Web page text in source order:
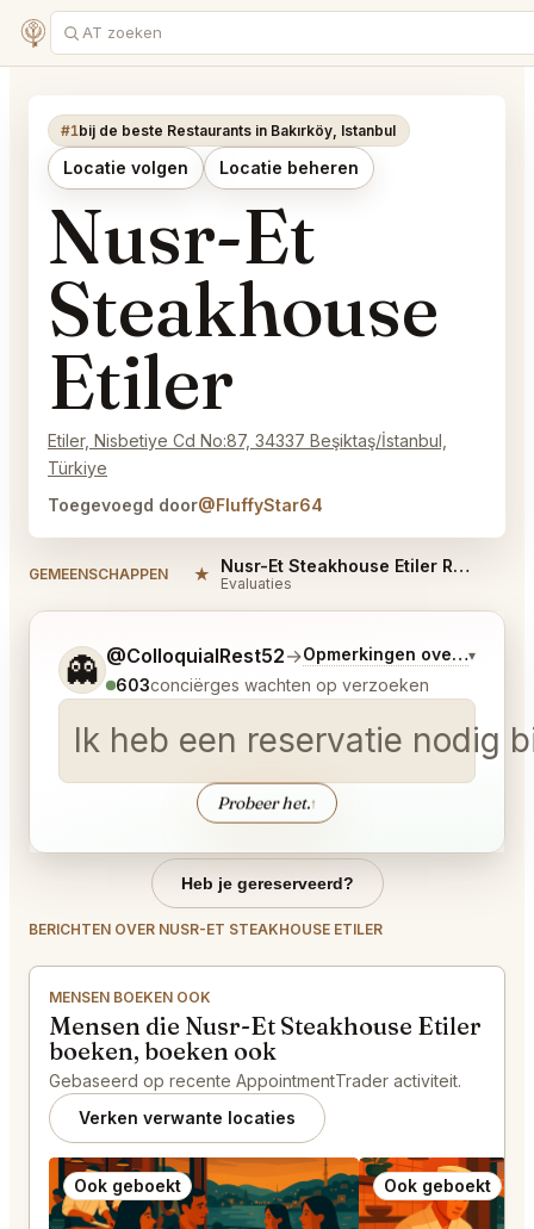
#1bij de beste Restaurants in Bakırköy, Istanbul
Locatie volgen Locatie beheren
Nusr-Et
Steakhouse
Etiler
Etiler, Nisbetiye Cd No:87, 34337 Beşiktaş/İstanbul,
Türkiye
Toegevoegd door@FluffyStar64
GEMEENSCHAPPEN ★ Nusr-Et Steakhouse Etiler Reviews
Evaluaties
👻 @ColloquialRest52→Opmerkingen over Laatste
▾
603conciërges wachten op verzoeken
Ik heb een reservatie nodig
Probeer het.↑
Vertel me wat je wilt.
Heb je gereserveerd?
BERICHTEN OVER NUSR-ET STEAKHOUSE ETILER
MENSEN BOEKEN OOK
Mensen die Nusr-Et Steakhouse Etiler
boeken, boeken ook
Gebaseerd op recente AppointmentTrader activiteit.
Verken verwante locaties
Ook geboekt Ook geboekt